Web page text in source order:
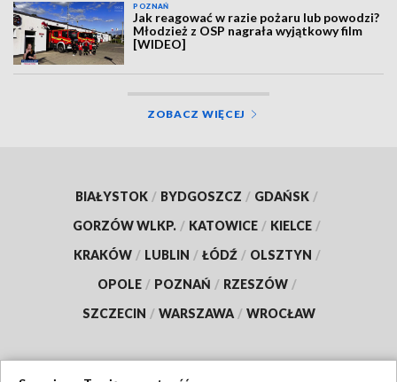
POZNAŃ
Jak reagować w razie pożaru lub powodzi?
Młodzież z OSP nagrała wyjątkowy film
[WIDEO]
ZOBACZ WIĘCEJ
BIAŁYSTOK / BYDGOSZCZ / GDAŃSK /
GORZÓW WLKP. / KATOWICE / KIELCE /
KRAKÓW / LUBLIN / ŁÓDŹ / OLSZTYN /
OPOLE / POZNAŃ / RZESZÓW /
SZCZECIN / WARSZAWA / WROCŁAW